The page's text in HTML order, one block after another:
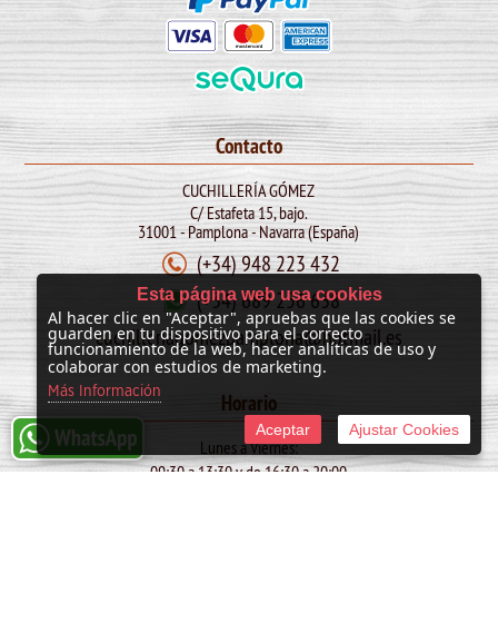
Contacto
CUCHILLERÍA GÓMEZ
C/ Estafeta 15, bajo.
31001 - Pamplona - Navarra (España)
(+34) 948 223 432
(+34) 689 256 638
cuchilleriagomezpamplona@hotmail.es
Horario
Lunes a Viernes:
09:30 a 13:30 y de 16:30 a 20:00
Esta página web usa cookies
Al hacer clic en "Aceptar", apruebas que las cookies se
guarden en tu dispositivo para el correcto
funcionamiento de la web, hacer analíticas de uso y
colaborar con estudios de marketing.
Más Información
Aceptar Ajustar Cookies